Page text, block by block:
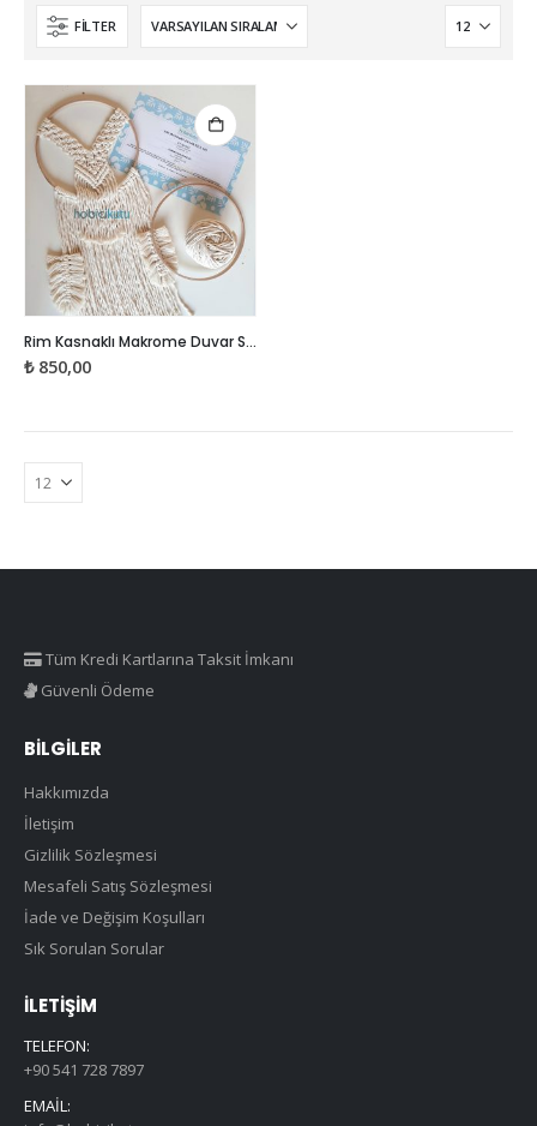
FILTER
Rim Kasnaklı Makrome Duvar Süsü Kiti
₺850,00
Tüm Kredi Kartlarına Taksit İmkanı
Güvenli Ödeme
BILGILER
Hakkımızda
İletişim
Gizlilik Sözleşmesi
Mesafeli Satış Sözleşmesi
İade ve Değişim Koşulları
Sık Sorulan Sorular
İLETIŞIM
TELEFON:
+90 541 728 7897
EMAIL: